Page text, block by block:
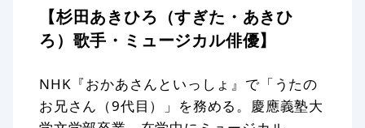
【杉田あきひろ（すぎた・あきひ
ろ）歌手・ミュージカル俳優】
NHK『おかあさんといっしょ』で「うたの
お兄さん（9代目）」を務める。慶應義塾大